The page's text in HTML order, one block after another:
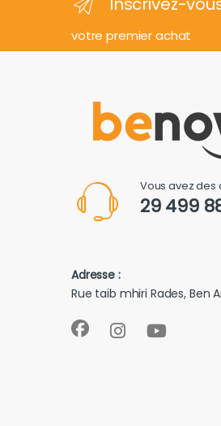
votre premier achat
Vous avez des
29 499
Adresse :
Rue taib mhiri Rades, Ben